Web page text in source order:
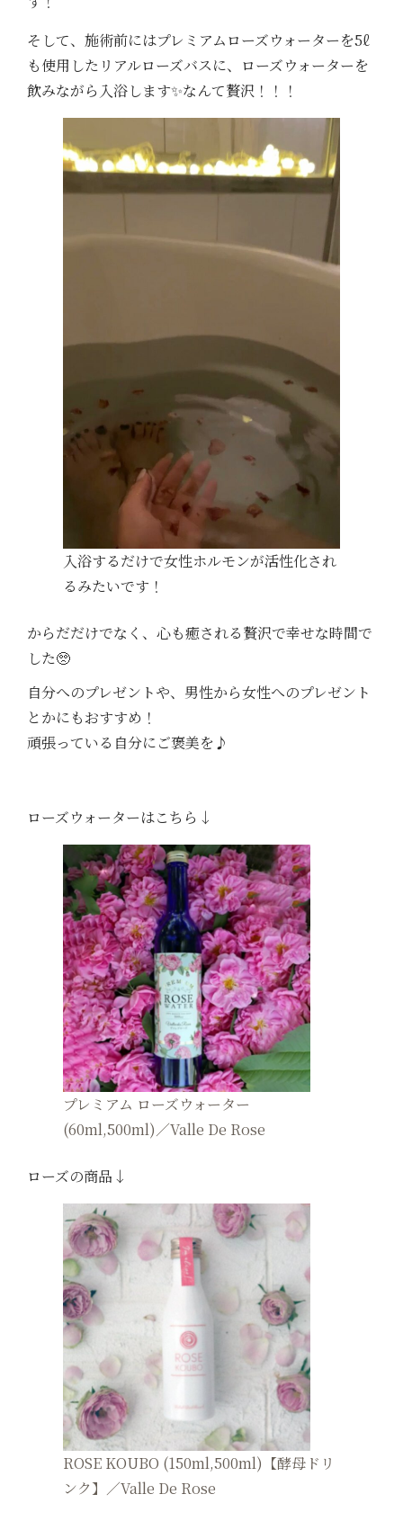
そして、施術前にはプレミアムローズウォーターを5ℓ
も使用したリアルローズバスに、ローズウォーターを
飲みながら入浴します✨なんて贅沢！！！
入浴するだけで女性ホルモンが活性化され
るみたいです！
からだだけでなく、心も癒される贅沢で幸せな時間で
した🥺
自分へのプレゼントや、男性から女性へのプレゼント
とかにもおすすめ！
頑張っている自分にご褒美を♪
ローズウォーターはこちら↓
プレミアム ローズウォーター
(60ml,500ml)／Valle De Rose
ローズの商品↓
ROSE KOUBO (150ml,500ml)【酵母ドリ
ンク】／Valle De Rose